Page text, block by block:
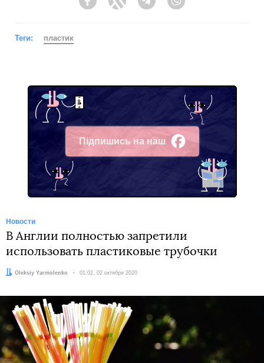
FacebookTwitter Telegram
Теги: пластик
Підпишись на наш
Facebook
Новости
В Англии полностью запретили
использовать пластиковые трубочки
Автор:
Oleksiy Yarmolenko Дата:
01:02, 02 октября 2020